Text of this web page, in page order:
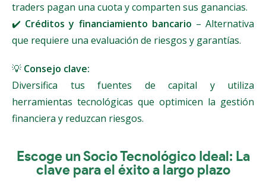
traders pagan una cuota y comparten sus ganancias.
✔️ Créditos y financiamiento bancario – Alternativa
que requiere una evaluación de riesgos y garantías.
💡 Consejo clave:
Diversifica tus fuentes de capital y utiliza
herramientas tecnológicas que optimicen la gestión
financiera y reduzcan riesgos.
Escoge un Socio Tecnológico Ideal: La
clave para el éxito a largo plazo